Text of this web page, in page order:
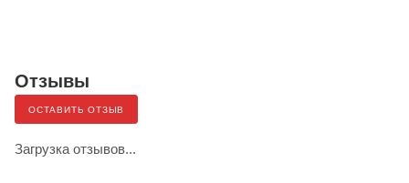
Отзывы
ОСТАВИТЬ ОТЗЫВ
Загрузка отзывов...